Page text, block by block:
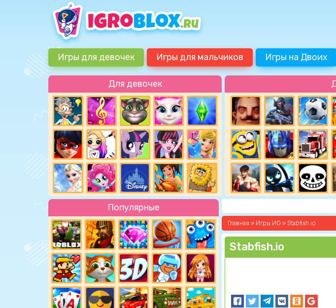
Игры для девочек Игры для мальчиков Игры на Двоих
Для девочек
Популярные
Главная » Игры ИО » Stabfish.io
Stabfish.io